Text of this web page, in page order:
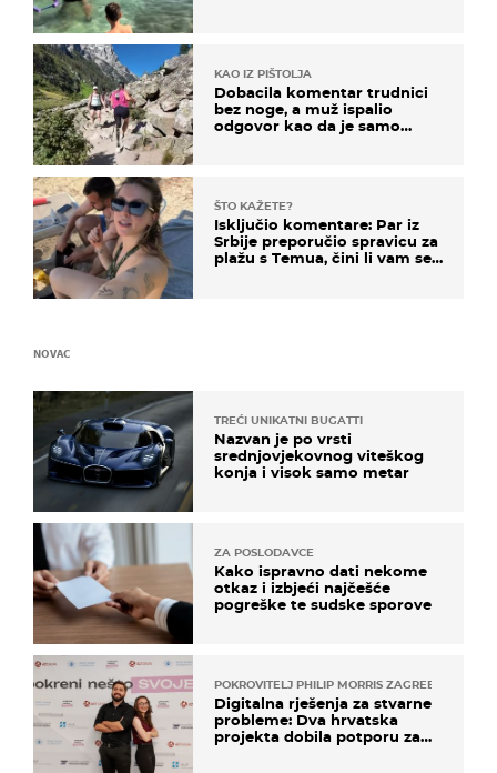
KAO IZ PIŠTOLJA
Dobacila komentar trudnici
bez noge, a muž ispalio
odgovor kao da je samo
ŠTO KAŽETE?
Isključio komentare: Par iz
Srbije preporučio spravicu za
plažu s Temua, čini li vam se
NOVAC
TREĆI UNIKATNI BUGATTI
Nazvan je po vrsti
srednjovjekovnog viteškog
konja i visok samo metar
ZA POSLODAVCE
Kako ispravno dati nekome
otkaz i izbjeći najčešće
pogreške te sudske sporove
POKROVITELJ PHILIP MORRIS ZAGREB
Digitalna rješenja za stvarne
probleme: Dva hrvatska
projekta dobila potporu za